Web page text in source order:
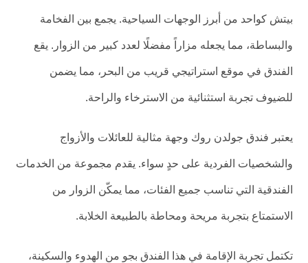
بيتش كواحد من أبرز الوجهات السياحية. يجمع بين الفخامة
والبساطة، مما يجعله مزاراً مفضلًا لعدد كبير من الزوار. يقع
الفندق في موقع استراتيجي قريب من البحر، مما يضمن
للضيوف تجربة استثنائية من الاسترخاء والراحة.
يعتبر فندق جولدن روك وجهة مثالية للعائلات والأزواج
والشخصيات الفردية على حدٍ سواء. يقدم مجموعة من الخدمات
الفندقية التي تناسب جميع الفئات، مما يمكّن الزوار من
الاستمتاع بتجربة مريحة ومحاطة بالطبيعة الخلابة.
تكتمل تجربة الإقامة في هذا الفندق بجو من الهدوء والسكينة،